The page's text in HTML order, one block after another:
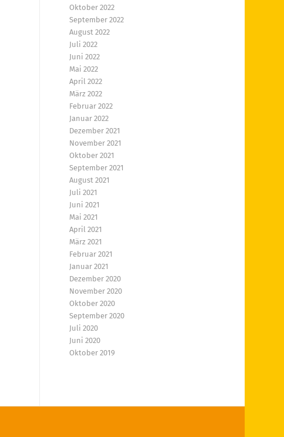
Oktober 2022
September 2022
August 2022
Juli 2022
Juni 2022
Mai 2022
April 2022
März 2022
Februar 2022
Januar 2022
Dezember 2021
November 2021
Oktober 2021
September 2021
August 2021
Juli 2021
Juni 2021
Mai 2021
April 2021
März 2021
Februar 2021
Januar 2021
Dezember 2020
November 2020
Oktober 2020
September 2020
Juli 2020
Juni 2020
Oktober 2019